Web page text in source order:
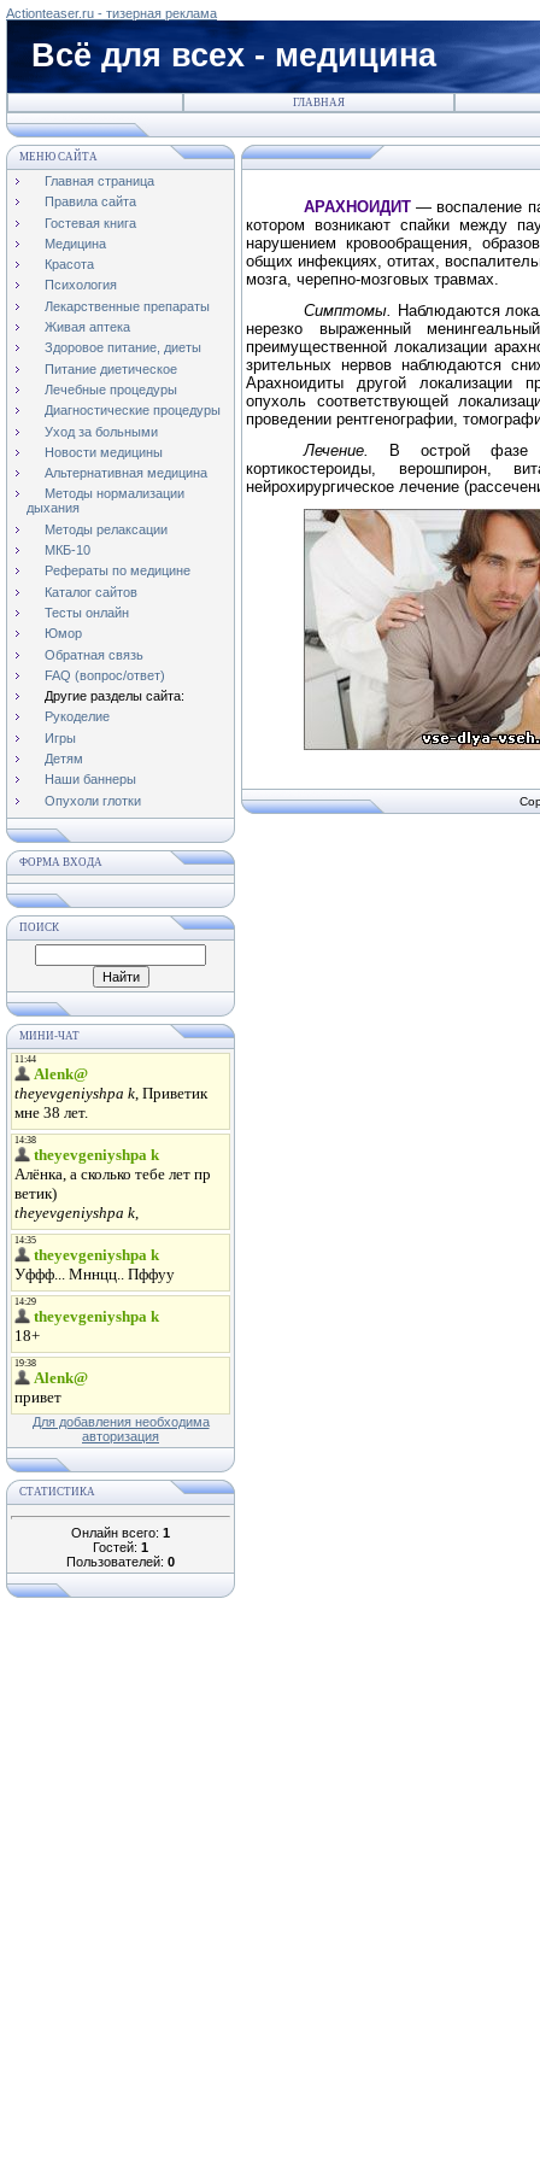
Actionteaser.ru - тизерная реклама
Всё для всех - медицина
ГЛАВНАЯ
МЕНЮ САЙТА
Главная страница
Правила сайта
Гостевая книга
Медицина
Красота
Психология
Лекарственные препараты
Живая аптека
Здоровое питание, диеты
Питание диетическое
Лечебные процедуры
Диагностические процедуры
Уход за больными
Новости медицины
Альтернативная медицина
Методы нормализации
дыхания
Методы релаксации
МКБ-10
Рефераты по медицине
Каталог сайтов
Тесты онлайн
Юмор
Обратная связь
FAQ (вопрос/ответ)
Другие разделы сайта:
Рукоделие
Игры
Детям
Наши баннеры
Опухоли глотки
ФОРМА ВХОДА
ПОИСК
МИНИ-ЧАТ
Для добавления необходима
авторизация
СТАТИСТИКА
Онлайн всего: 1
Гостей: 1
Пользователей: 0
АРАХНОИДИТ — воспаление
котором возникают спайки между
нарушением кровообращения,
общих инфекциях, отитах,
мозга, черепно-мозговых травмах.
Симптомы. Наблюдаются
нерезко выраженный
преимущественной локализации
зрительных нервов наблюдаются
Арахноидиты другой локализации
опухоль соответствующей
проведении рентгенографии,
Лечение.
В острой фазе
кортикостероиды, верошпирон,
нейрохирургическое лечение